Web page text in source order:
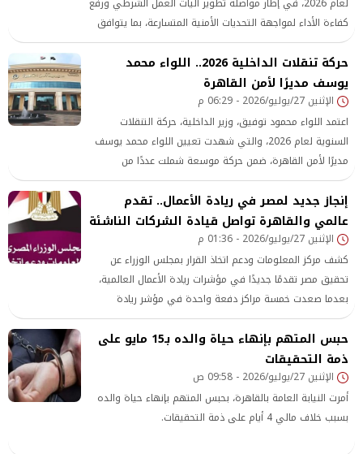
كفاءة الأداء لمواجهة التحديات الأمنية المتسارعة، بما يتوافق
مع متطلبات المرحلة الحالية.
حركة تنقلات الداخلية 2026.. اللواء محمد
يوسف مديرًا لأمن القاهرة
الإثنين 27/يوليو/2026 - 06:29 م
اعتمد اللواء محمود توفيق، وزير الداخلية، حركة التنقلات
السنوية لعام 2026، والتي شهدت تعيين اللواء محمد يوسف
مديرًا لأمن القاهرة، ضمن حركة موسعة شملت عددًا من
القيادات الأمنية في مختلف القطاعات، في إطار خطة الوزارة
لتطوير منظومة العمل الأمني ودعم المواقع القيادية بكفاءات
وخبرات متميزة
إنجاز جديد لمصر في ريادة الأعمال.. تقدم
عالمي والقاهرة تواصل قيادة الشركات الناشئة
الإثنين 27/يوليو/2026 - 01:36 م
كشف مركز المعلومات ودعم اتخاذ القرار بمجلس الوزراء عن
تحقيق مصر تقدمًا جديدًا في مؤشرات ريادة الأعمال العالمية،
بعدما صعدت خمسة مراكز دفعة واحدة في مؤشر ريادة
الأعمال 2025-2026 الصادر عن المرصد العالمي لريادة الأعمال،
في إنجاز يعكس التطور المستمر الذي تشهده بيئة الاستثمار
والابتكار، وجهود الدولة في دعم الشركات الناشئة وتمكين رواد
الأعمال. وجاء ذلك في العدد الجديد من سلسلة ط مصر في
قطاع
حبس المتهم بإنهاء حياة والده بـ15 مايو على
ذمة التحقيقات
الإثنين 27/يوليو/2026 - 09:58 ص
أمرت النيابة العامة بالقاهرة، بحبس المتهم بإنهاء حياة والده
بسبب خلاف مالي 4 أيام على ذمة التحقيقات.